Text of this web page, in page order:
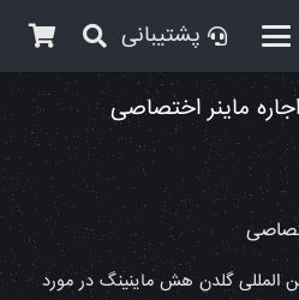
پشتیبانی
ماینر اختصاصی
المللی گلدن هش ماینینگ در مورد